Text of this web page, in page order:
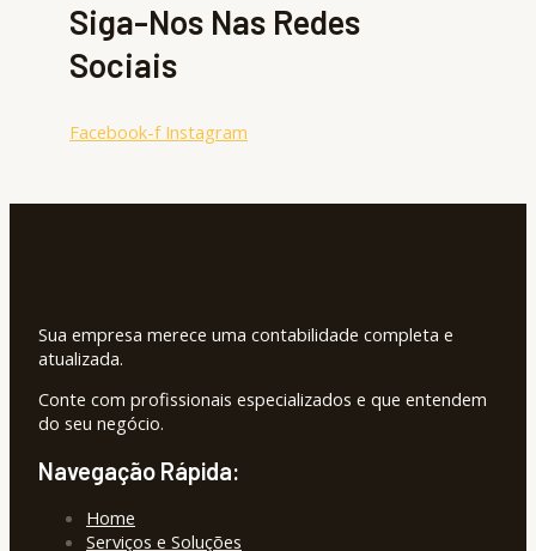
Siga-Nos Nas Redes
Sociais
Facebook-f Instagram
Sua empresa merece uma contabilidade completa e
atualizada.
Conte com profissionais especializados e que entendem
do seu negócio.
Navegação Rápida:
Home
Serviços e Soluções